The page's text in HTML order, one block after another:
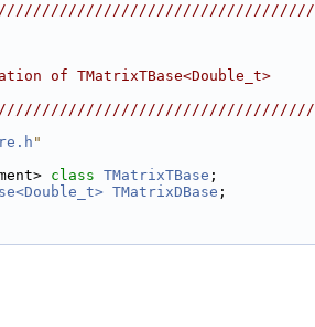
of
"
class TMatrixTBase ;
TMatrixDBase ;